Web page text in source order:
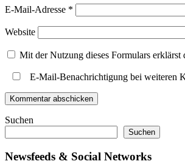
E-Mail-Adresse *
Website
Mit der Nutzung dieses Formulars erklärst
E-Mail-Benachrichtigung bei weiteren
Suchen
Suchen
Newsfeeds & Social Networks